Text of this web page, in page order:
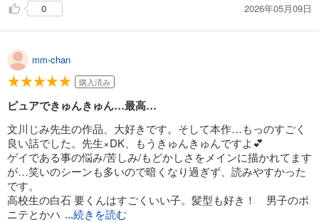
0
2026年05月09日
mm-chan
購入済み
ピュアできゅんきゅん…最高…
文川じみ先生の作品、大好きです。そして本作…もっのすごく
良い話でした。先生×DK、もうきゅんきゅんですよ💕
ゲイである事の悩み/苦しみ/もどかしさをメインに描かれてます
が…笑いのシーンも多いので暗くなり過ぎず、読みやすかった
です。
高校生の白石 要くんはすごくいい子。髪型も好き！ 男子のポ
ニテとかハ ...続きを読む